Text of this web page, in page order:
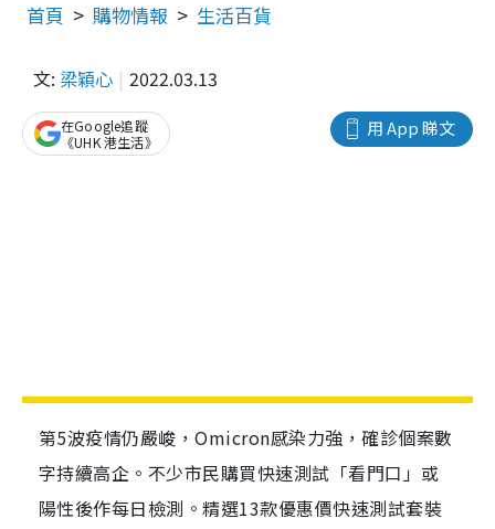
首頁 購物情報 生活百貨
文: 梁穎心 2022.03.13
用 App 睇文
在Google追蹤
《UHK 港生活》
第5波疫情仍嚴峻，Omicron感染力強，確診個案數
字持續高企。不少市民購買快速測試「看門口」或
陽性後作每日檢測。精選13款優惠價快速測試套裝